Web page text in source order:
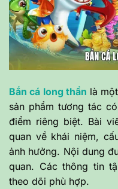
Bắn cá long thần là
sản phẩm tương tác
điểm riêng biệt. Bài
quan về khái niệm,
ảnh hưởng. Nội dung
quan. Các thông tin
theo dõi phù hợp.